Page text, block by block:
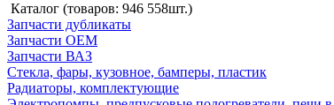
Каталог (товаров: 946 558шт.)
Запчасти дубликаты
Запчасти ОЕМ
Запчасти ВАЗ
Стекла, фары, кузовное, бамперы, пластик
Радиаторы, комплектующие